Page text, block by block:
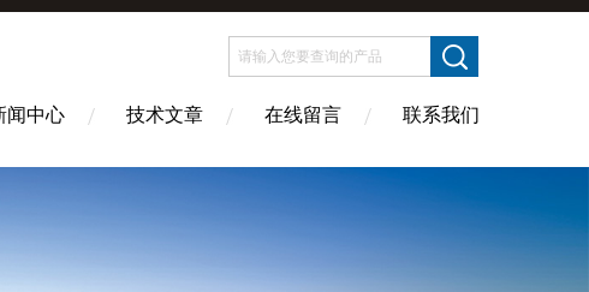
闻中心 技术文章 在线留言 联系我们